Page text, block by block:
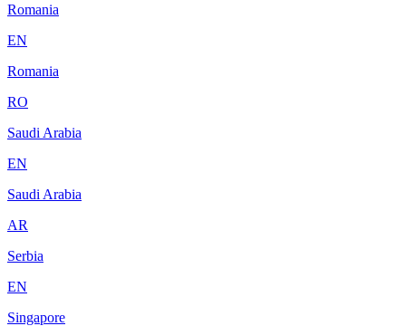
Romania
EN
Romania
RO
Saudi Arabia
EN
Saudi Arabia
AR
Serbia
EN
Singapore